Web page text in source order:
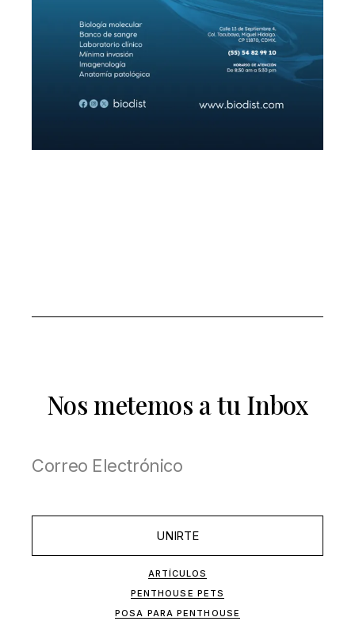
Nos metemos a tu Inbox
UNIRTE
ARTÍCULOS
PENTHOUSE PETS
POSA PARA PENTHOUSE